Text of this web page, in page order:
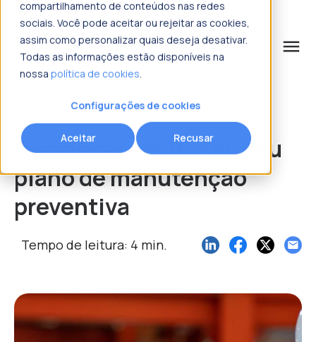
compartilhamento de conteúdos nas redes
sociais. Você pode aceitar ou rejeitar as cookies,
assim como personalizar quais deseja desativar.
Todas as informações estão disponíveis na
nossa política de cookies.
Configurações de cookies
Aceitar Recusar
menu
o que procura?
5 erros para evitar no seu
plano de manutenção
preventiva
Tempo de leitura: 4 min.